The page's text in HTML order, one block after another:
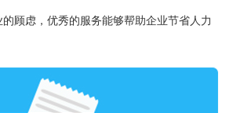
顾虑，优秀的服务能够帮助企业节省人力